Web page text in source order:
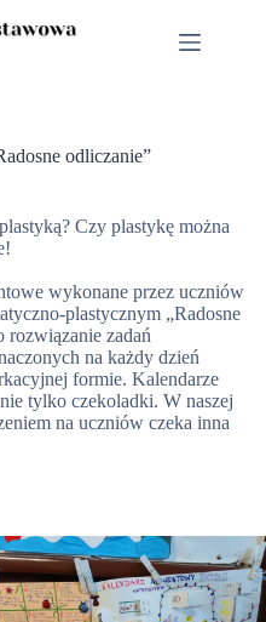
odliczanie”
Czy plastykę można
wykonane przez uczniów
plastycznym „Radosne
rozwiązanie zadań
na każdy dzień
formie. Kalendarze
tylko czekoladki. W naszej
na uczniów czeka inna